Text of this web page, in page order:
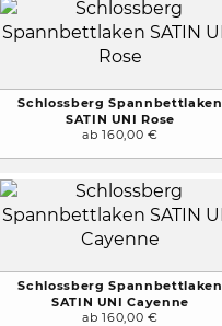
Schlossberg Spannbettlaken
SATIN UNI Rose
ab 160,00 €
Schlossberg Spannbettlaken
SATIN UNI Cayenne
ab 160,00 €